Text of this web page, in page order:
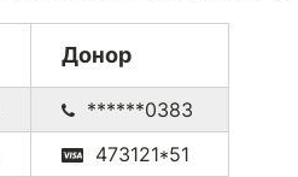
Донор
******0383
473121*51